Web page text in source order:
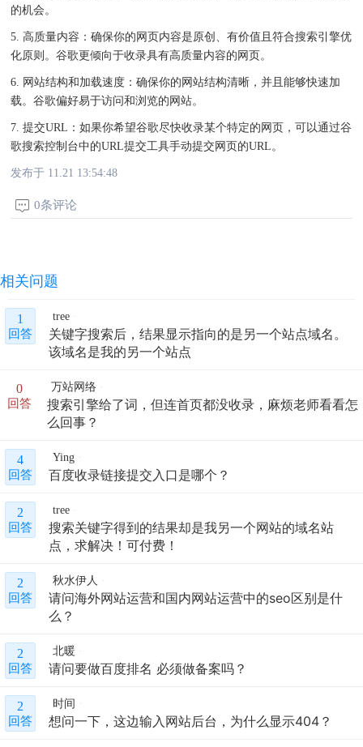
的机会。
5. 高质量内容：确保你的网页内容是原创、有价值且符合搜索引擎优
化原则。谷歌更倾向于收录具有高质量内容的网页。
6. 网站结构和加载速度：确保你的网站结构清晰，并且能够快速加
载。谷歌偏好易于访问和浏览的网站。
7. 提交URL：如果你希望谷歌尽快收录某个特定的网页，可以通过谷
歌搜索控制台中的URL提交工具手动提交网页的URL。
发布于 11.21 13:54:48
0条评论
相关问题
1
回答
tree
关键字搜索后，结果显示指向的是另一个站点域名。
该域名是我的另一个站点
0
回答
万站网络
搜索引擎给了词，但连首页都没收录，麻烦老师看看怎
么回事？
4
回答
Ying
百度收录链接提交入口是哪个？
2
回答
tree
搜索关键字得到的结果却是我另一个网站的域名站
点，求解决！可付费！
2
回答
秋水伊人
请问海外网站运营和国内网站运营中的seo区别是什
么？
2
回答
北暖
请问要做百度排名 必须做备案吗？
2
回答
时间
想问一下，这边输入网站后台，为什么显示404？